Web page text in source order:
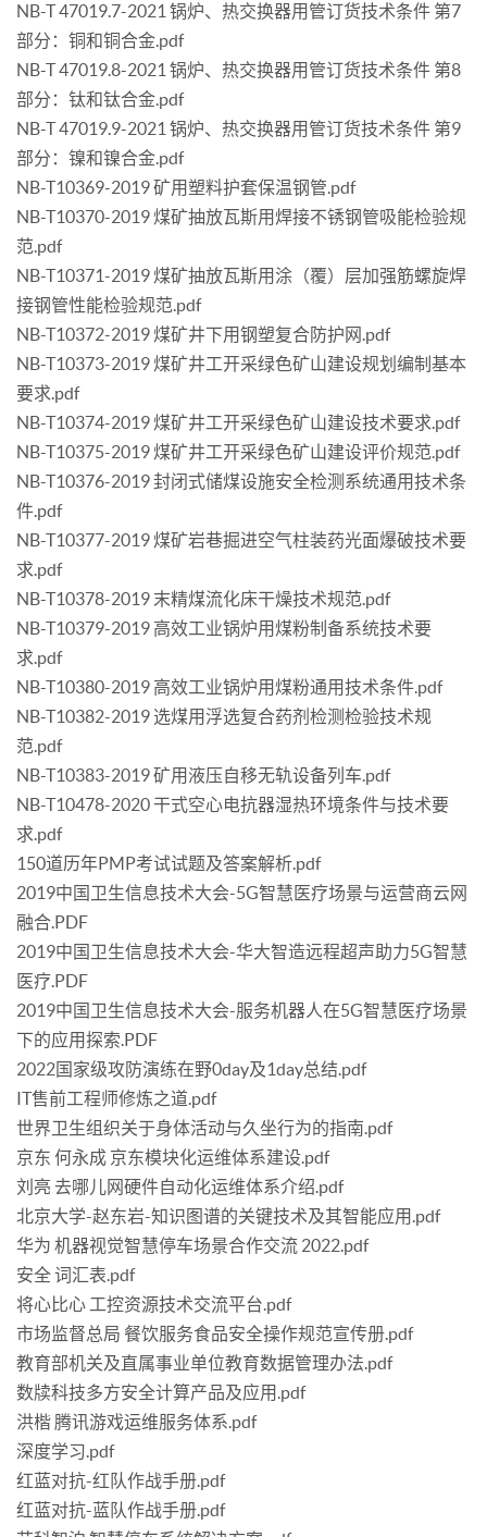
NB-T 47019.7-2021 锅炉、热交换器用管订货技术条件 第7
部分：铜和铜合金.pdf
NB-T 47019.8-2021 锅炉、热交换器用管订货技术条件 第8
部分：钛和钛合金.pdf
NB-T 47019.9-2021 锅炉、热交换器用管订货技术条件 第9
部分：镍和镍合金.pdf
NB-T10369-2019 矿用塑料护套保温钢管.pdf
NB-T10370-2019 煤矿抽放瓦斯用焊接不锈钢管吸能检验规
范.pdf
NB-T10371-2019 煤矿抽放瓦斯用涂（覆）层加强筋螺旋焊
接钢管性能检验规范.pdf
NB-T10372-2019 煤矿井下用钢塑复合防护网.pdf
NB-T10373-2019 煤矿井工开采绿色矿山建设规划编制基本
要求.pdf
NB-T10374-2019 煤矿井工开采绿色矿山建设技术要求.pdf
NB-T10375-2019 煤矿井工开采绿色矿山建设评价规范.pdf
NB-T10376-2019 封闭式储煤设施安全检测系统通用技术条
件.pdf
NB-T10377-2019 煤矿岩巷掘进空气柱装药光面爆破技术要
求.pdf
NB-T10378-2019 末精煤流化床干燥技术规范.pdf
NB-T10379-2019 高效工业锅炉用煤粉制备系统技术要
求.pdf
NB-T10380-2019 高效工业锅炉用煤粉通用技术条件.pdf
NB-T10382-2019 选煤用浮选复合药剂检测检验技术规
范.pdf
NB-T10383-2019 矿用液压自移无轨设备列车.pdf
NB-T10478-2020 干式空心电抗器湿热环境条件与技术要
求.pdf
150道历年PMP考试试题及答案解析.pdf
2019中国卫生信息技术大会-5G智慧医疗场景与运营商云网
融合.PDF
2019中国卫生信息技术大会-华大智造远程超声助力5G智慧
医疗.PDF
2019中国卫生信息技术大会-服务机器人在5G智慧医疗场景
下的应用探索.PDF
2022国家级攻防演练在野0day及1day总结.pdf
IT售前工程师修炼之道.pdf
世界卫生组织关于身体活动与久坐行为的指南.pdf
京东 何永成 京东模块化运维体系建设.pdf
刘亮 去哪儿网硬件自动化运维体系介绍.pdf
北京大学-赵东岩-知识图谱的关键技术及其智能应用.pdf
华为 机器视觉智慧停车场景合作交流 2022.pdf
安全 词汇表.pdf
将心比心 工控资源技术交流平台.pdf
市场监督总局 餐饮服务食品安全操作规范宣传册.pdf
教育部机关及直属事业单位教育数据管理办法.pdf
数牍科技多方安全计算产品及应用.pdf
洪楷 腾讯游戏运维服务体系.pdf
深度学习.pdf
红蓝对抗-红队作战手册.pdf
红蓝对抗-蓝队作战手册.pdf